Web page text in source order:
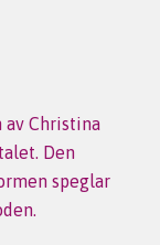
av Christina
Den
speglar